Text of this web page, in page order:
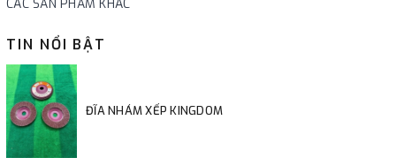
CÁC SẢN PHẨM KHÁC
TIN NỔI BẬT
ĐĨA NHÁM XẾP KINGDOM